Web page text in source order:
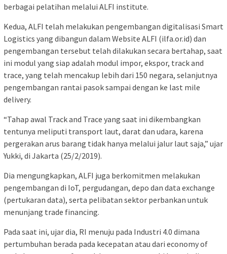
berbagai pelatihan melalui ALFI institute.
Kedua, ALFI telah melakukan pengembangan digitalisasi Smart
Logistics yang dibangun dalam Website ALFI (ilfa.or.id) dan
pengembangan tersebut telah dilakukan secara bertahap, saat
ini modul yang siap adalah modul impor, ekspor, track and
trace, yang telah mencakup lebih dari 150 negara, selanjutnya
pengembangan rantai pasok sampai dengan ke last mile
delivery.
“Tahap awal Track and Trace yang saat ini dikembangkan
tentunya meliputi transport laut, darat dan udara, karena
pergerakan arus barang tidak hanya melalui jalur laut saja,” ujar
Yukki, di Jakarta (25/2/2019).
Dia mengungkapkan, ALFI juga berkomitmen melakukan
pengembangan di IoT, pergudangan, depo dan data exchange
(pertukaran data), serta pelibatan sektor perbankan untuk
menunjang trade financing.
Pada saat ini, ujar dia, RI menuju pada Industri 4.0 dimana
pertumbuhan berada pada kecepatan atau dari economy of